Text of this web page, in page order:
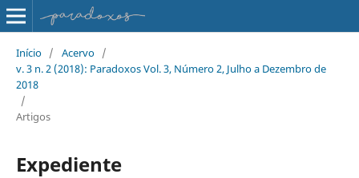
Início / Acervo /
v. 3 n. 2 (2018): Paradoxos Vol. 3, Número 2, Julho a Dezembro de
2018
/
Artigos
Expediente